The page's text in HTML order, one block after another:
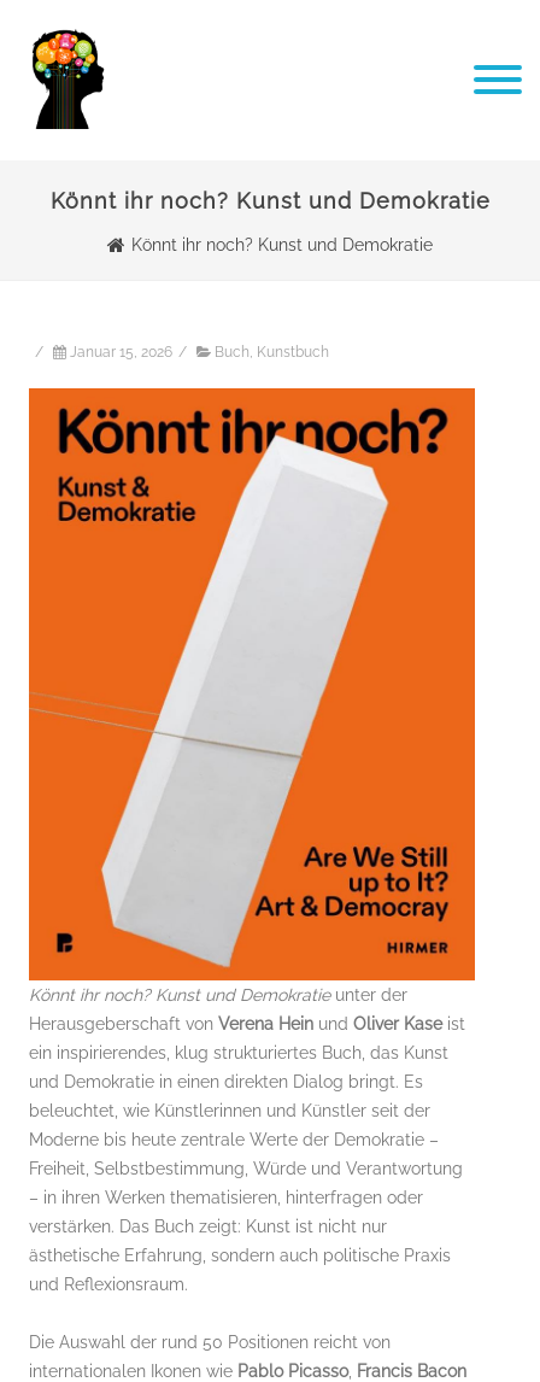
Könnt ihr noch? Kunst und Demokratie
Könnt ihr noch? Kunst und Demokratie
/ Januar 15, 2026 / Buch, Kunstbuch
Könnt ihr noch? Kunst und Demokratieunter der
Herausgeberschaft von Verena Hein und Oliver Kaseist
ein inspirierendes, klug strukturiertes Buch, das Kunst
und Demokratie in einen direkten Dialog bringt. Es
beleuchtet, wie Künstlerinnen und Künstler seit der
Moderne bis heute zentrale Werte der Demokratie –
Freiheit, Selbstbestimmung, Würde und Verantwortung
– in ihren Werken thematisieren, hinterfragen oder
verstärken. Das Buch zeigt: Kunst ist nicht nur
ästhetische Erfahrung, sondern auch politische Praxis
und Reflexionsraum.
Die Auswahl der rund 50 Positionen reicht von
internationalen Ikonen wie Pablo Picasso, Francis Bacon